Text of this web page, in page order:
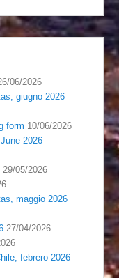
06/2026
giugno 2026
form 10/06/2026
2026
29/05/2026
maggio 2026
27/04/2026
febrero 2026